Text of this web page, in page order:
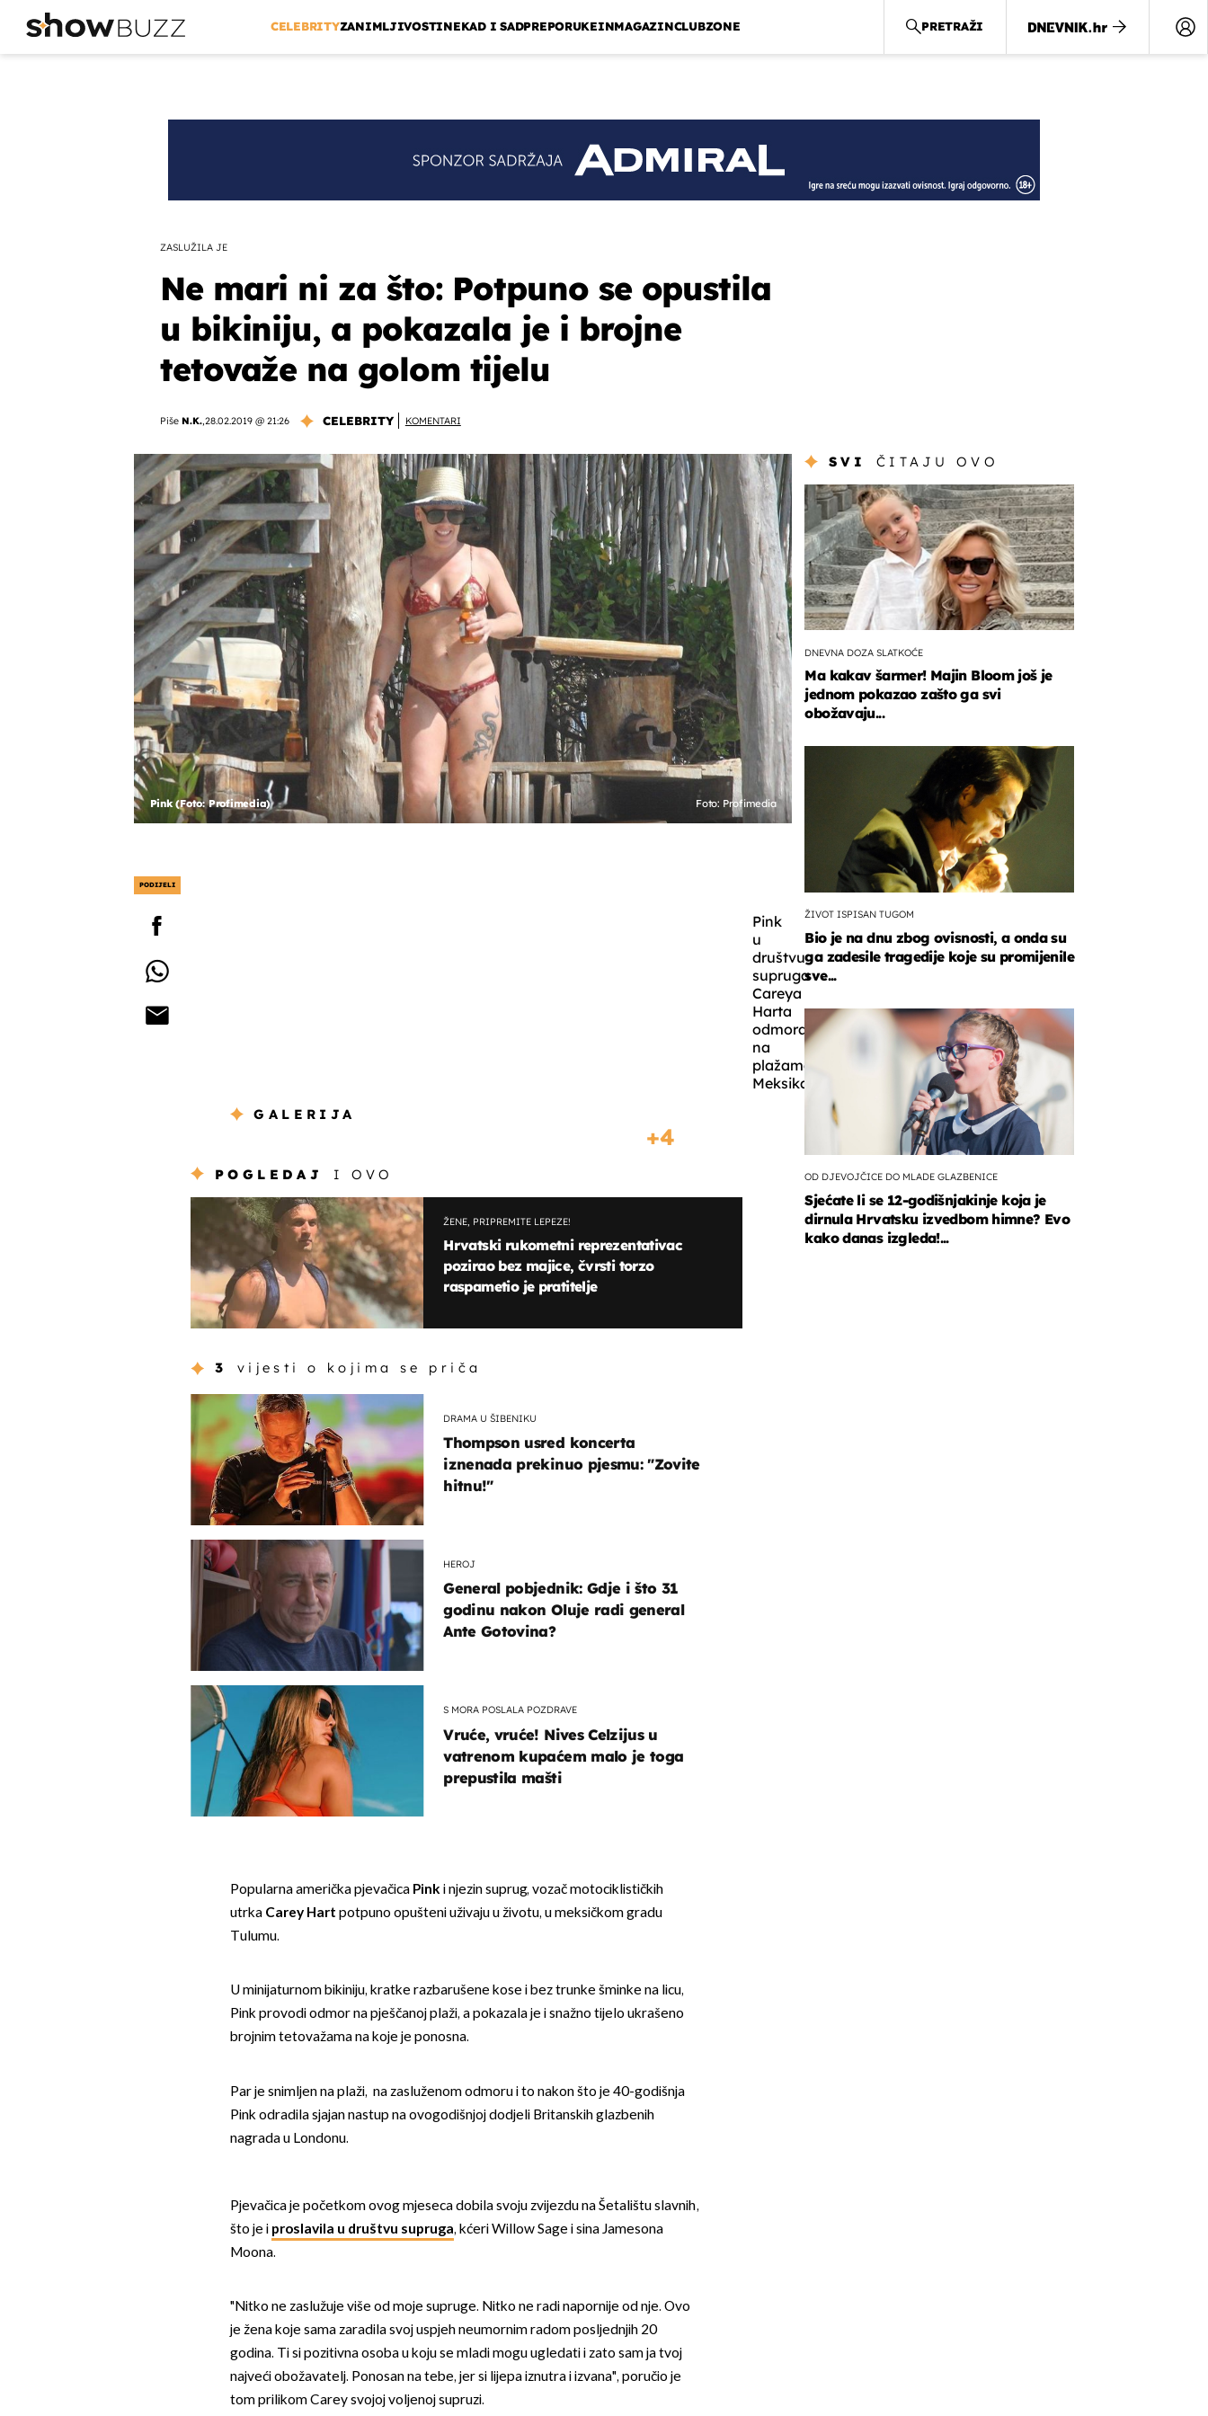
CELEBRITYZANIMLJIVOSTINEKAD I SADPREPORUKEINMAGAZINCLUBZONE PRETRAŽI
ZASLUŽILA JE
Ne mari ni za što: Potpuno se opustila
u bikiniju, a pokazala je i brojne
tetovaže na golom tijelu
Piše N.K.,28.02.2019 @ 21:26 CELEBRITY KOMENTARI
Pink (Foto: Profimedia) Foto: Profimedia
PODIJELI
Pink
u
društvu
supruga
Careya
Harta
odmora
na
plažama
Meksika.
GALERIJA
4
POGLEDAJ I OVO
ŽENE, PRIPREMITE LEPEZE!
Hrvatski rukometni reprezentativac
pozirao bez majice, čvrsti torzo
raspametio je pratitelje
3 vijesti o kojima se priča
DRAMA U ŠIBENIKU
Thompson usred koncerta
iznenada prekinuo pjesmu: "Zovite
hitnu!"
HEROJ
General pobjednik: Gdje i što 31
godinu nakon Oluje radi general
Ante Gotovina?
S MORA POSLALA POZDRAVE
Vruće, vruće! Nives Celzijus u
vatrenom kupaćem malo je toga
prepustila mašti
Popularna američka pjevačica Pinki njezin suprug, vozač motociklističkih
utrka Carey Hart potpuno opušteni uživaju u životu, u meksičkom gradu
Tulumu.
U minijaturnom bikiniju, kratke razbarušene kose i bez trunke šminke na licu,
Pink provodi odmor na pješčanoj plaži, a pokazala je i snažno tijelo ukrašeno
brojnim tetovažama na koje je ponosna.
Par je snimljen na plaži, na zasluženom odmoru i to nakon što je 40-godišnja
Pink odradila sjajan nastup na ovogodišnjoj dodjeli Britanskih glazbenih
nagrada u Londonu.
Pjevačica je početkom ovog mjeseca dobila svoju zvijezdu na Šetalištu slavnih,
što je i proslavila u društvu supruga, kćeri Willow Sage i sina Jamesona
Moona.
"Nitko ne zaslužuje više od moje supruge. Nitko ne radi napornije od nje. Ovo
je žena koje sama zaradila svoj uspjeh neumornim radom posljednjih 20
godina. Ti si pozitivna osoba u koju se mladi mogu ugledati i zato sam ja tvoj
najveći obožavatelj. Ponosan na tebe, jer si lijepa iznutra i izvana", poručio je
tom prilikom Carey svojoj voljenoj supruzi.
SVI ČITAJU OVO
DNEVNA DOZA SLATKOĆE
Ma kakav šarmer! Majin Bloom još je
jednom pokazao zašto ga svi
obožavaju...
ŽIVOT ISPISAN TUGOM
Bio je na dnu zbog ovisnosti, a onda su
ga zadesile tragedije koje su promijenile
sve...
OD DJEVOJČICE DO MLADE GLAZBENICE
Sjećate li se 12-godišnjakinje koja je
dirnula Hrvatsku izvedbom himne? Evo
kako danas izgleda!...